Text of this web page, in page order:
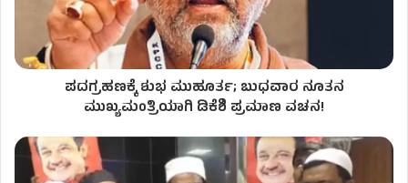
ಪದಗ್ರಹಣಕ್ಕೆ ಶುಭ ಮುಹೂರ್ತ; ಬುಧವಾರ ನೂತನ
ಮುಖ್ಯಮಂತ್ರಿಯಾಗಿ ಡಿಕೆಶಿ ಪ್ರಮಾಣ ವಚನ!